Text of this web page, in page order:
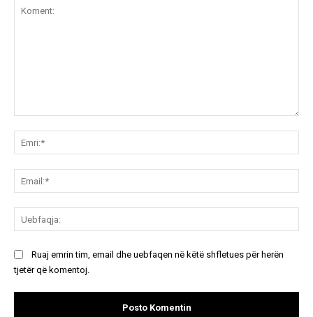
Ruaj emrin tim, email dhe uebfaqen në këtë shfletues për herën
tjetër që komentoj.